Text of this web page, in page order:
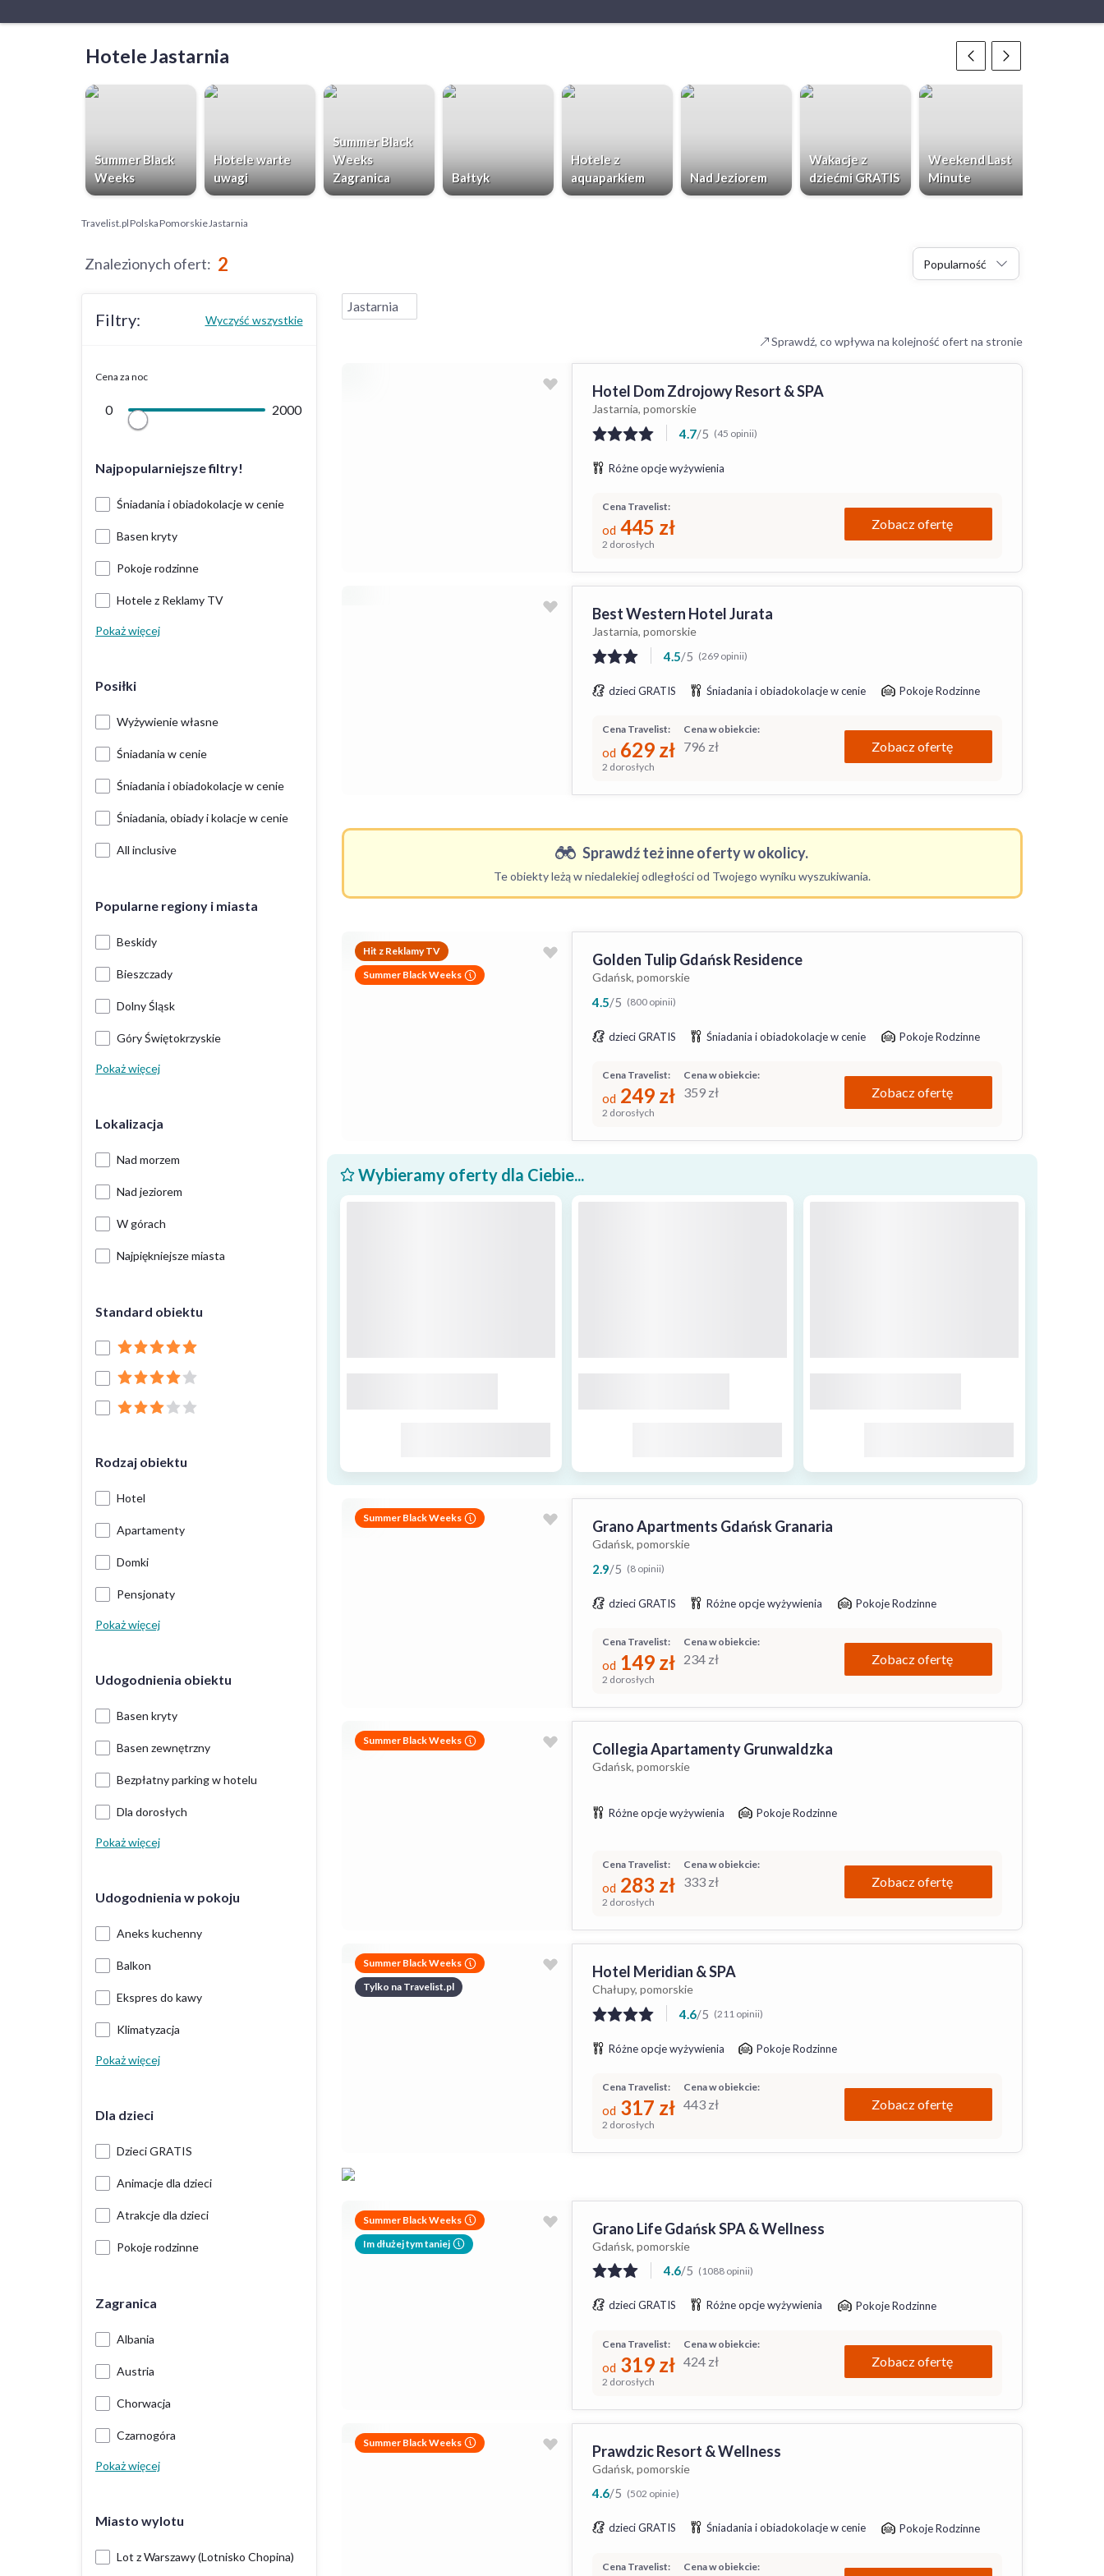
Hotele Jastarnia
Summer Black
Weeks
Hotele warte
uwagi
Summer Black
Weeks
Zagranica
Bałtyk
Hotele z
aquaparkiem
Nad Jeziorem
Wakacje z
dziećmi GRATIS
Weekend Last
Minute
Travelist.plPolskaPomorskieJastarnia
Znalezionych ofert: 2 Popularność
Filtry: Wyczyść wszystkie
Cena za noc
0 2000
Najpopularniejsze filtry!
Śniadania i obiadokolacje w cenie
Basen kryty
Pokoje rodzinne
Hotele z Reklamy TV
Pokaż więcej
Posiłki
Wyżywienie własne
Śniadania w cenie
Śniadania i obiadokolacje w cenie
Śniadania, obiady i kolacje w cenie
All inclusive
Popularne regiony i miasta
Beskidy
Bieszczady
Dolny Śląsk
Góry Świętokrzyskie
Pokaż więcej
Lokalizacja
Nad morzem
Nad jeziorem
W górach
Najpiękniejsze miasta
Standard obiektu
Rodzaj obiektu
Hotel
Apartamenty
Domki
Pensjonaty
Pokaż więcej
Udogodnienia obiektu
Basen kryty
Basen zewnętrzny
Bezpłatny parking w hotelu
Dla dorosłych
Pokaż więcej
Udogodnienia w pokoju
Aneks kuchenny
Balkon
Ekspres do kawy
Klimatyzacja
Pokaż więcej
Dla dzieci
Dzieci GRATIS
Animacje dla dzieci
Atrakcje dla dzieci
Pokoje rodzinne
Zagranica
Albania
Austria
Chorwacja
Czarnogóra
Pokaż więcej
Miasto wylotu
Lot z Warszawy (Lotnisko Chopina)
Jastarnia
Sprawdź, co wpływa na kolejność ofert na stronie
Hotel Dom Zdrojowy Resort & SPA
Jastarnia, pomorskie
4.7/5 (45 opinii)
Różne opcje wyżywienia
Cena Travelist:
od 445 zł
2 dorosłych
Zobacz ofertę
Best Western Hotel Jurata
Jastarnia, pomorskie
4.5/5 (269 opinii)
dzieci GRATIS Śniadania i obiadokolacje w cenie Pokoje Rodzinne
Cena w obiekcie:
796 zł
Cena Travelist:
od 629 zł
2 dorosłych
Zobacz ofertę
Sprawdź też inne oferty w okolicy.
Te obiekty leżą w niedalekiej odległości od Twojego wyniku wyszukiwania.
Hit z Reklamy TV
Summer Black Weeks
Golden Tulip Gdańsk Residence
Gdańsk, pomorskie
4.5/5 (800 opinii)
dzieci GRATIS Śniadania i obiadokolacje w cenie Pokoje Rodzinne
Cena w obiekcie:
359 zł
Cena Travelist:
od 249 zł
2 dorosłych
Zobacz ofertę
Wybieramy oferty dla Ciebie...
Summer Black Weeks Grano Apartments Gdańsk Granaria
Gdańsk, pomorskie
2.9/5 (8 opinii)
dzieci GRATIS Różne opcje wyżywienia Pokoje Rodzinne
Cena w obiekcie:
234 zł
Cena Travelist:
od 149 zł
2 dorosłych
Zobacz ofertę
Summer Black Weeks Collegia Apartamenty Grunwaldzka
Gdańsk, pomorskie
Różne opcje wyżywienia Pokoje Rodzinne
Cena w obiekcie:
333 zł
Cena Travelist:
od 283 zł
2 dorosłych
Zobacz ofertę
Summer Black Weeks
Tylko na Travelist.pl
Hotel Meridian & SPA
Chałupy, pomorskie
4.6/5 (211 opinii)
Różne opcje wyżywienia Pokoje Rodzinne
Cena w obiekcie:
443 zł
Cena Travelist:
od 317 zł
2 dorosłych
Zobacz ofertę
Summer Black Weeks
Im dłużej tym taniej
Grano Life Gdańsk SPA & Wellness
Gdańsk, pomorskie
4.6/5 (1088 opinii)
dzieci GRATIS Różne opcje wyżywienia Pokoje Rodzinne
Cena w obiekcie:
424 zł
Cena Travelist:
od 319 zł
2 dorosłych
Zobacz ofertę
Summer Black Weeks Prawdzic Resort & Wellness
Gdańsk, pomorskie
4.6/5 (502 opinie)
dzieci GRATIS Śniadania i obiadokolacje w cenie Pokoje Rodzinne
Cena w obiekcie:
Cena Travelist: